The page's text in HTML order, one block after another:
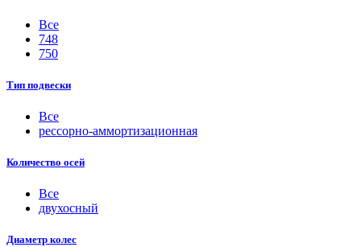
Все
748
750
Тип подвески
Все
рессорно-аммортизационная
Количество осей
Все
двухосный
Диаметр колес